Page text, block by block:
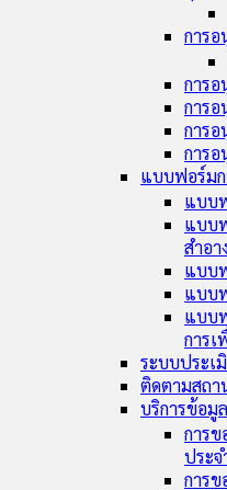
การ
การ
การ
การ
การ
Current
Page
Parent
แบบฟอร์ม
แบบ
แบบ
สำอาง
แบบ
Page:
แบบ
แบบ
การ
ระบบประเ
ติดตามสถ
บริการข้อมูล
การข
ประ
การข